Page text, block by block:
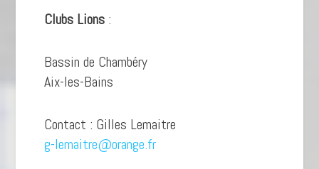
Clubs Lions :
Bassin de Chambéry
Aix-les-Bains
Contact : Gilles Lemaitre
g-lemaitre@orange.fr